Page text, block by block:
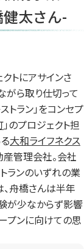
ブ
で
す）
で
す）
で
す）
太さん-
トにアサインさ
がら取り仕切って
トラン」をコンセプ
」のプロジェクト担
大和ライフネクス
産管理会社。会社
トランのいずれの業
舟橋さんは半年
が少なからず影響
プンに向けての思